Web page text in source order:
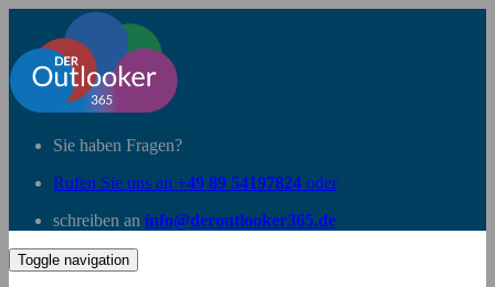
Sie haben Fragen?
Rufen Sie uns an +49 89 54197824 oder
schreiben an info@deroutlooker365.de
Toggle navigation